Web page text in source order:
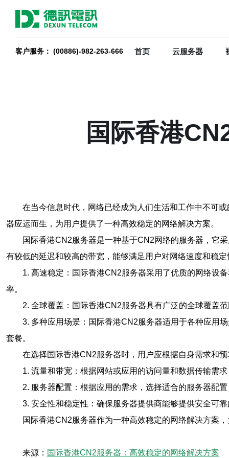
客户服务： (00886)-982-263-666 首页 云服务器
国际香港
在当今信息时代，网络已经成为人们生活和工作中不可
器应运而生，为用户提供了一种高效稳定的网络解决方案。
国际香港CN2服务器是一种基于CN2网络的服务器，它
有较低的延迟和较高的带宽，能够满足用户对网络速度和稳
1. 高速稳定：国际香港CN2服务器采用了优质的网络设
率。
2. 全球覆盖：国际香港CN2服务器具有广泛的全球覆盖
3. 多种应用场景：国际香港CN2服务器适用于各种应用
套餐。
在选择国际香港CN2服务器时，用户应根据自身需求和
1. 流量和带宽：根据网站或应用的访问量和数据传输需
2. 服务器配置：根据应用的需求，选择适合的服务器配
3. 安全性和稳定性：确保服务器提供商能够提供安全可
国际香港CN2服务器作为一种高效稳定的网络解决方案
来源： 国际香港CN2服务器：高效稳定的网络解决方案